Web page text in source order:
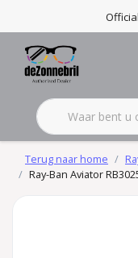
Terug naar home
Ray-Ban Aviator